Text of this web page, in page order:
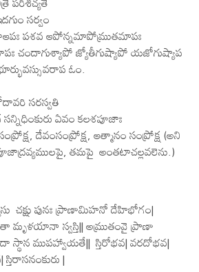
సర్వం
పశవ ఆపోన్నమాపోమ్రుతమాపః
చందాగుశ్యాపో జ్యోతీగుష్యాపో యజోగుష్యాప
ఓం.
సరస్వతి
ఏవం కలశపూజాః
దేవంసంప్రోక్ష, ఆత్మానం సంప్రోక్ష (అని
తమపై అంతటాచల్లవలెను.)
చక్షు పునః ప్రాణామిహనో దేహిభోగం|
మృళయానా స్వస్తి|| అమ్రుతంవై ప్రాణా
స్థాన ముపహ్వాయతే|| స్తిరోభవ| వరదోభవ|
|